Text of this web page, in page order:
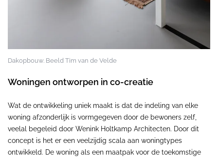
Dakopbouw. Beeld Tim van de Velde
Woningen ontworpen in co-creatie
Wat de ontwikkeling uniek maakt is dat de indeling van elke
woning afzonderlijk is vormgegeven door de bewoners zelf,
veelal begeleid door Wenink Holtkamp Architecten. Door dit
concept is het er een veelzijdig scala aan woningtypes
ontwikkeld. De woning als een maatpak voor de toekomstige